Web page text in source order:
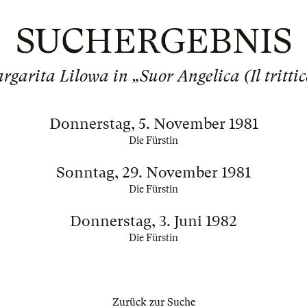
SUCHERGEBNIS
Lilowa in „Suor Angelica (Il
Donnerstag, 5. November 1981
Die Fürstin
Sonntag, 29. November 1981
Die Fürstin
Donnerstag, 3. Juni 1982
Die Fürstin
Zurück zur Suche